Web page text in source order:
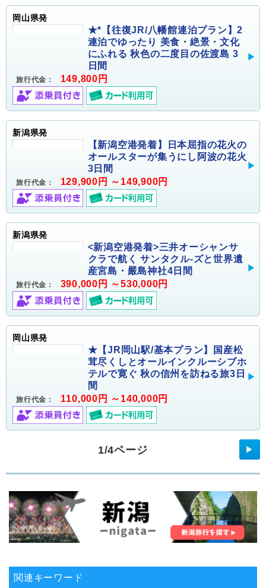
岡山県発
★*【往復JR/八幡館連泊プラン】2
連泊でゆったり 美食・絶景・文化
にふれる 秋色の二度目の佐渡島 3
日間
旅行代金： 149,800円
新潟県発
【新潟空港発着】日本屈指の花火の
オールスターが集うにし阿波の花火
3日間
旅行代金： 129,900円 ～149,900円
新潟県発
<新潟空港発着>三井オーシャンサ
クラで航く サンタクル-ズと世界遺
産宮島・嚴島神社4日間
旅行代金： 390,000円 ～530,000円
岡山県発
★【JR岡山駅/基本プラン】国産松
茸尽くしとオールインクルーシブホ
テルで寛ぐ 秋の信州を訪ねる旅3日
間
旅行代金： 110,000円 ～140,000円
1/4ページ ▶
関連キーワード